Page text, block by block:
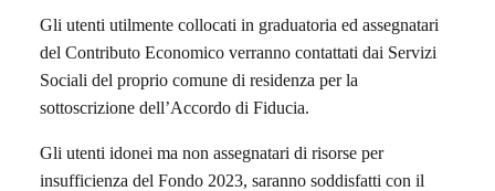
Gli utenti utilmente collocati in graduatoria ed assegnatari
del Contributo Economico verranno contattati dai Servizi
Sociali del proprio comune di residenza per la
sottoscrizione dell’Accordo di Fiducia.
Gli utenti idonei ma non assegnatari di risorse per
insufficienza del Fondo 2023, saranno soddisfatti con il